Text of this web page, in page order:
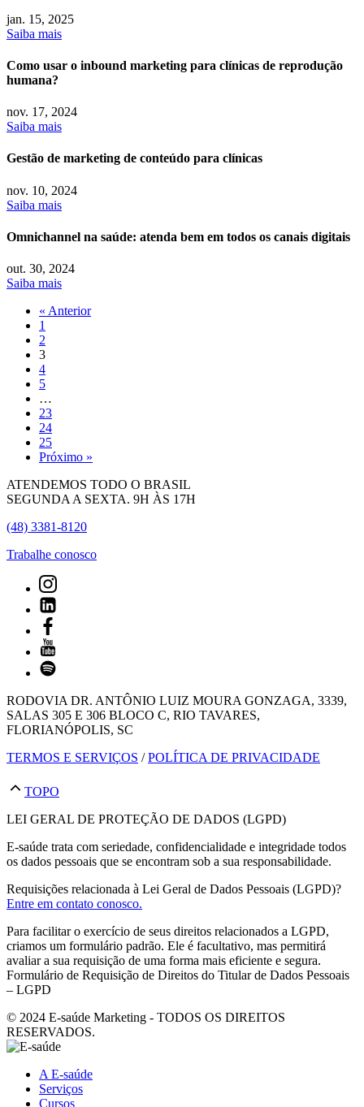
jan. 15, 2025
Saiba mais
Como usar o inbound marketing para clínicas de reprodução
humana?
nov. 17, 2024
Saiba mais
Gestão de marketing de conteúdo para clínicas
nov. 10, 2024
Saiba mais
Omnichannel na saúde: atenda bem em todos os canais digitais
out. 30, 2024
Saiba mais
« Anterior
1
2
3
4
5
…
23
24
25
Próximo »
ATENDEMOS TODO O BRASIL
SEGUNDA A SEXTA. 9H ÀS 17H
(48) 3381-8120
Trabalhe conosco
RODOVIA DR. ANTÔNIO LUIZ MOURA GONZAGA, 3339,
SALAS 305 E 306 BLOCO C, RIO TAVARES,
FLORIANÓPOLIS, SC
TERMOS E SERVIÇOS /POLÍTICA DE PRIVACIDADE
TOPO
LEI GERAL DE PROTEÇÃO DE DADOS (LGPD)
E-saúde trata com seriedade, confidencialidade e integridade todos
os dados pessoais que se encontram sob a sua responsabilidade.
Requisições relacionada à Lei Geral de Dados Pessoais (LGPD)?
Entre em contato conosco.
Para facilitar o exercício de seus direitos relacionados a LGPD,
criamos um formulário padrão. Ele é facultativo, mas permitirá
avaliar a sua requisição de uma forma mais eficiente e segura.
Formulário de Requisição de Direitos do Titular de Dados Pessoais
– LGPD
© 2024 E-saúde Marketing - TODOS OS DIREITOS
RESERVADOS.
A E-saúde
Serviços
Cursos